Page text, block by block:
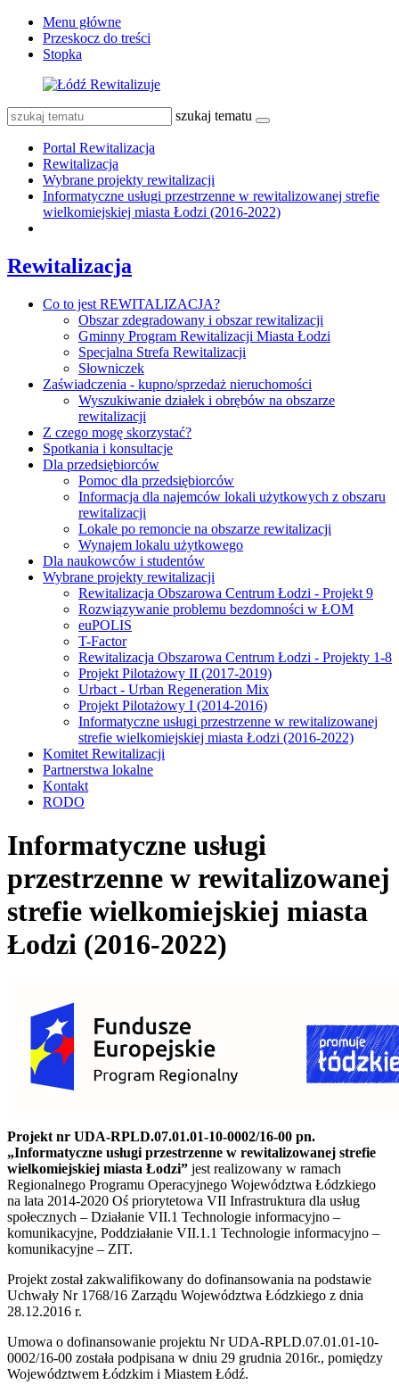
Menu główne
Przeskocz do treści
Stopka
szukaj tematu
Portal Rewitalizacja
Rewitalizacja
Wybrane projekty rewitalizacji
Informatyczne usługi przestrzenne w rewitalizowanej strefie
wielkomiejskiej miasta Łodzi (2016-2022)
Rewitalizacja
Co to jest REWITALIZACJA?
Obszar zdegradowany i obszar rewitalizacji
Gminny Program Rewitalizacji Miasta Łodzi
Specjalna Strefa Rewitalizacji
Słowniczek
Zaświadczenia - kupno/sprzedaż nieruchomości
Wyszukiwanie działek i obrębów na obszarze
rewitalizacji
Z czego mogę skorzystać?
Spotkania i konsultacje
Dla przedsiębiorców
Pomoc dla przedsiębiorców
Informacja dla najemców lokali użytkowych z obszaru
rewitalizacji
Lokale po remoncie na obszarze rewitalizacji
Wynajem lokalu użytkowego
Dla naukowców i studentów
Wybrane projekty rewitalizacji
Rewitalizacja Obszarowa Centrum Łodzi - Projekt 9
Rozwiązywanie problemu bezdomności w ŁOM
euPOLIS
T-Factor
Rewitalizacja Obszarowa Centrum Łodzi - Projekty 1-8
Projekt Pilotażowy II (2017-2019)
Urbact - Urban Regeneration Mix
Projekt Pilotażowy I (2014-2016)
Informatyczne usługi przestrzenne w rewitalizowanej
strefie wielkomiejskiej miasta Łodzi (2016-2022)
Komitet Rewitalizacji
Partnerstwa lokalne
Kontakt
RODO
Informatyczne usługi
przestrzenne w rewitalizowanej
strefie wielkomiejskiej miasta
Łodzi (2016-2022)
Projekt nr UDA-RPLD.07.01.01-10-0002/16-00 pn.
„Informatyczne usługi przestrzenne w rewitalizowanej strefie
wielkomiejskiej miasta Łodzi” jest realizowany w ramach
Regionalnego Programu Operacyjnego Województwa Łódzkiego
na lata 2014-2020 Oś priorytetowa VII Infrastruktura dla usług
społecznych – Działanie VII.1 Technologie informacyjno –
komunikacyjne, Poddziałanie VII.1.1 Technologie informacyjno –
komunikacyjne – ZIT.
Projekt został zakwalifikowany do dofinansowania na podstawie
Uchwały Nr 1768/16 Zarządu Województwa Łódzkiego z dnia
28.12.2016 r.
Umowa o dofinansowanie projektu Nr UDA-RPLD.07.01.01-10-
0002/16-00 została podpisana w dniu 29 grudnia 2016r., pomiędzy
Województwem Łódzkim i Miastem Łódź.